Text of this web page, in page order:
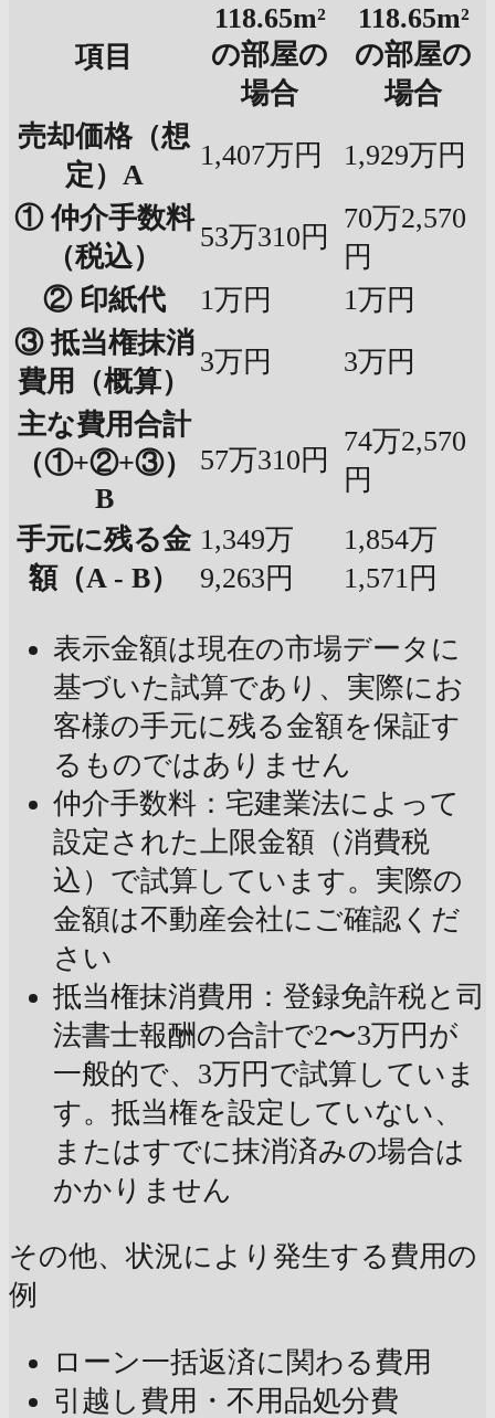
項目
118.65m²
の部屋の
場合
118.65m²
の部屋の
場合
売却価格（想
定）A
1,407万円
1,929万円
① 仲介手数料
（税込）
53万310円
70万2,570
円
② 印紙代
1万円
1万円
③ 抵当権抹消
費用（概算）
3万円
3万円
主な費用合計
（①+②+③）
B
57万310円
74万2,570
円
手元に残る金
額（A - B）
1,349万
9,263円
1,854万
1,571円
表示金額は現在の市場データに
基づいた試算であり、実際にお
客様の手元に残る金額を保証す
るものではありません
仲介手数料：宅建業法によって
設定された上限金額（消費税
込）で試算しています。実際の
金額は不動産会社にご確認くだ
さい
抵当権抹消費用：登録免許税と司
法書士報酬の合計で2〜3万円が
一般的で、3万円で試算していま
す。抵当権を設定していない、
またはすでに抹消済みの場合は
かかりません
その他、状況により発生する費用の
例
ローン一括返済に関わる費用
引越し費用・不用品処分費